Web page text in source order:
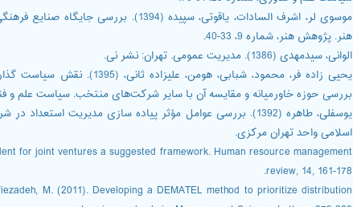
موسوی لر، اشرف السادات، یاقوتی، سپیده
هنر. پژوهش هنر، شماره 9، 33-40.
الوانی، سیدمهدی (1386). مديريت عمومى. تهران: نشر نى.
یحیی زاده فر، محمود، شبابی،
بررسی حوزه خاورمیانه و مقایسه آن با سایر شرکت‌های منتخب. سیاست علم و فناوری، سال 8،
يوسفلی، طاهره (1392). بررسی عوامل مؤثر پياده سازی مديريت
اسلامی واحد تهران مركزی.
for joint ventures a suggested framework. Human resource management
review, 14, 161-178.
M. (2011). Developing a DEMATEL method to prioritize distribution